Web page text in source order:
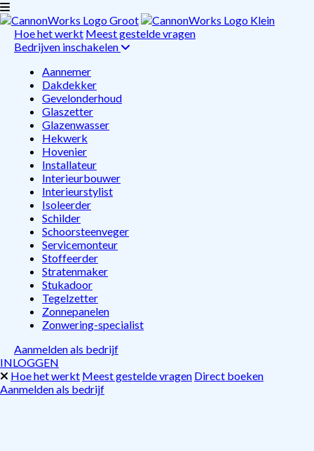
Hoe het werkt Meest gestelde vragen
Bedrijven inschakelen
Aannemer
Dakdekker
Gevelonderhoud
Glaszetter
Glazenwasser
Hekwerk
Hovenier
Installateur
Interieurbouwer
Interieurstylist
Isoleerder
Schilder
Schoorsteenveger
Servicemonteur
Stoffeerder
Stratenmaker
Stukadoor
Tegelzetter
Zonnepanelen
Zonwering-specialist
Aanmelden als bedrijf
INLOGGEN
Hoe het werkt Meest gestelde vragen Direct boeken
Aanmelden als bedrijf